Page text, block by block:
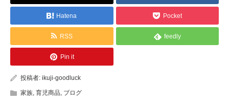
Hatena Pocket
RSS feedly
Pin it
投稿者: ikuji-goodluck
家族, 育児商品, ブログ